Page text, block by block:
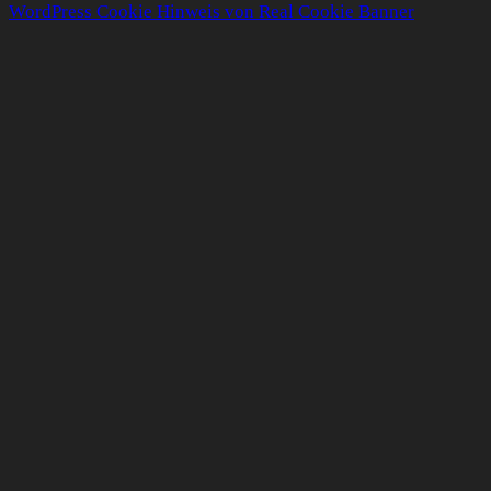
WordPress Cookie Hinweis von Real Cookie Banner